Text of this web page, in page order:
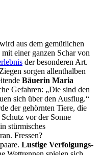
aus dem gemütlichen
mit einer ganzen Schar von
der besonderen Art.
sorgen allenthalben
Bäuerin Maria
Gefahren: „Die sind den
sich über den Ausflug.“
der gehörnten Tiere, die
vor der Sonne
stürmisches
Fressen?
Lustige Verfolgungs-